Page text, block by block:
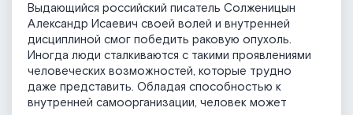
Выдающийся российский писатель Солженицын
Александр Исаевич своей волей и внутренней
дисциплиной смог победить раковую опухоль.
Иногда люди сталкиваются с такими проявлениями
человеческих возможностей, которые трудно
даже представить. Обладая способностью к
внутренней самоорганизации, человек может